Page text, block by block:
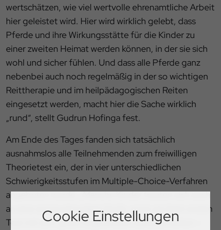
Cookie Einstellungen
wertschätzen, wie viel wertvolle ehrenamtliche Arbeit
hier geleistet wird. Hier wird wirklich gelebt, dass
Pferde und ihre Wirkungsstätte für die Kinder zu
einer zweiten Heimat werden können, in der sie sich
wohl und sicher fühlen. Und dass alle Pferde ganz
nebenbei auch noch regelmäßig in der so wichtigen
Reittherapie und im heilpädagogischen Reiten
eingesetzt werden, macht hier die Sache wirklich
„rund“, stellt Gudrun Hofinga fest.
Am Ende des Tages fanden sich tatsächlich
ausnahmslos alle Teilnehmenden zum freiwilligen
Theorietest ein, der in vier unterschiedlichen
Schwierigkeitsstufen im Multiple-Choice-Verfahren
angeboten wurde. „Manche Kinder trauten sich auch
an eine anspruchsvollere Stufe, wenn sie ihren ersten
Test mit sehr guten Ergebnissen zurückerhielten –